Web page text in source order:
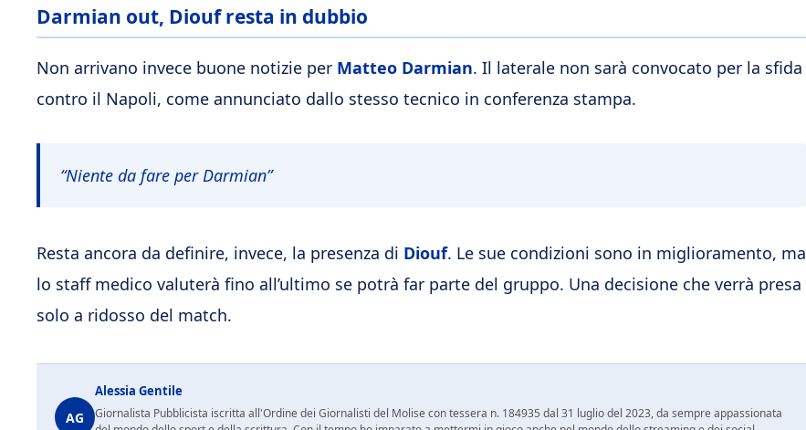
Darmian out, Diouf resta in dubbio
Non arrivano invece buone notizie per Matteo Darmian. Il laterale non sarà convocato per la sfida
contro il Napoli, come annunciato dallo stesso tecnico in conferenza stampa.
“Niente da fare per Darmian”
Resta ancora da definire, invece, la presenza di Diouf. Le sue condizioni sono in miglioramento, ma
lo staff medico valuterà fino all’ultimo se potrà far parte del gruppo. Una decisione che verrà presa
solo a ridosso del match.
AG
Alessia Gentile
Giornalista Pubblicista iscritta all'Ordine dei Giornalisti del Molise con tessera n. 184935 dal 31 luglio del 2023, da sempre appassionata